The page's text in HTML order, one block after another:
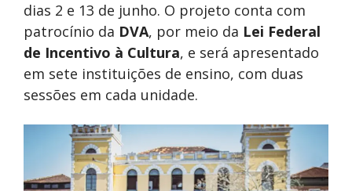
dias 2 e 13 de junho. O projeto conta com
patrocínio da DVA, por meio da Lei Federal
de Incentivo à Cultura, e será apresentado
em sete instituições de ensino, com duas
sessões em cada unidade.